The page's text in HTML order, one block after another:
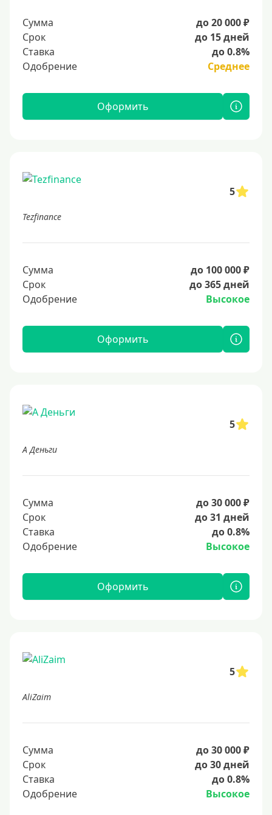
Сумма
до 20 000 ₽
Срок
до 15 дней
Ставка
до 0.8%
Одобрение
Среднее
Оформить
5
Tezfinance
Сумма
до 100 000 ₽
Срок
до 365 дней
Одобрение
Высокое
Оформить
5
А Деньги
Сумма
до 30 000 ₽
Срок
до 31 дней
Ставка
до 0.8%
Одобрение
Высокое
Оформить
5
AliZaim
Сумма
до 30 000 ₽
Срок
до 30 дней
Ставка
до 0.8%
Одобрение
Высокое